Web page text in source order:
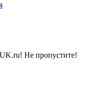
Не пропустите!